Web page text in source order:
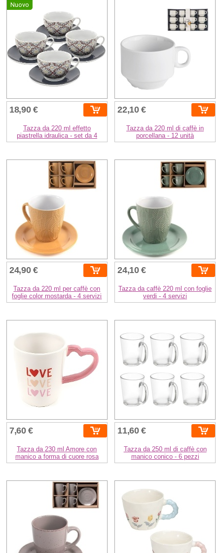
Nuovo
18,90 €
Tazza da 220 ml effetto
piastrella idraulica - set da 4
22,10 €
Tazza da 220 ml di caffè in
porcellana - 12 unità
24,90 €
Tazza da 220 ml per caffè con
foglie color mostarda - 4 servizi
24,10 €
Tazza da caffè 220 ml con foglie
verdi - 4 servizi
7,60 €
Tazza da 230 ml Amore con
manico a forma di cuore rosa
11,60 €
Tazza da 250 ml di caffè con
manico conico - 6 pezzi